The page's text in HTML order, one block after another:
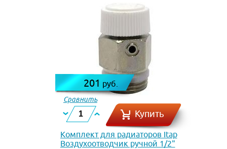
201 руб.
Сравнить
Купить
Комплект для радиаторов Itap
Воздухоотводчик ручной 1/2"